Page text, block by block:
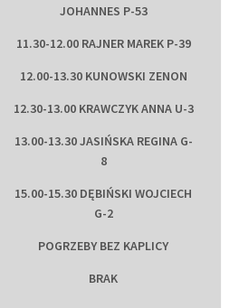
JOHANNES P-53
11.30-12.00 RAJNER MAREK P-39
12.00-13.30 KUNOWSKI ZENON
12.30-13.00 KRAWCZYK ANNA U-3
13.00-13.30 JASIŃSKA REGINA G-
8
15.00-15.30 DĘBIŃSKI WOJCIECH
G-2
POGRZEBY BEZ KAPLICY
BRAK